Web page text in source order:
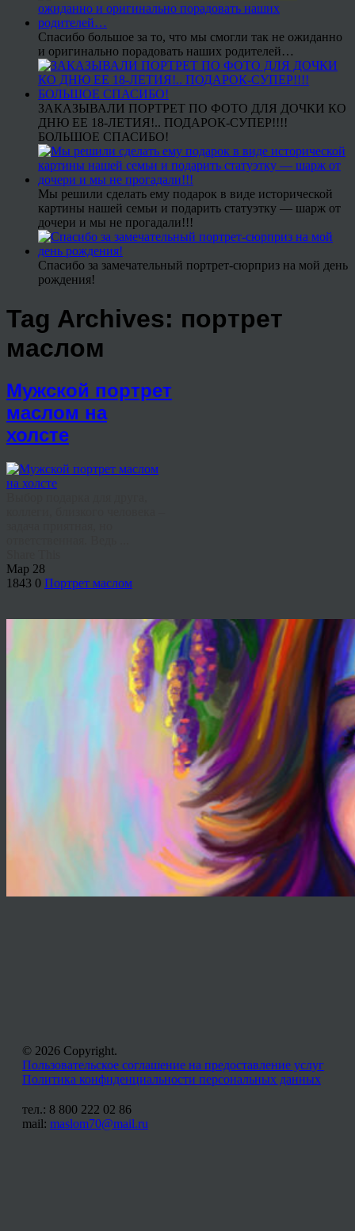
Спасибо большое за то, что мы смогли так не ожиданно
и оригинально порадовать наших родителей…
ЗАКАЗЫВАЛИ ПОРТРЕТ ПО ФОТО ДЛЯ ДОЧКИ КО
ДНЮ ЕЕ 18-ЛЕТИЯ!.. ПОДАРОК-СУПЕР!!!!
БОЛЬШОЕ СПАСИБО!
Мы решили сделать ему подарок в виде исторической
картины нашей семьи и подарить статуэтку — шарж от
дочери и мы не прогадали!!!
Спасибо за замечательный портрет-сюрприз на мой день
рождения!
Tag Archives: портрет
маслом
Мужской портрет
маслом на
холсте
Мар 28
1843 0 Портрет маслом
© 2026 Copyright.
Пользовательское соглашение на предоставление услуг
Политика конфиденциальности персональных данных
тел.: 8 800 222 02 86
mail: maslom70@mail.ru